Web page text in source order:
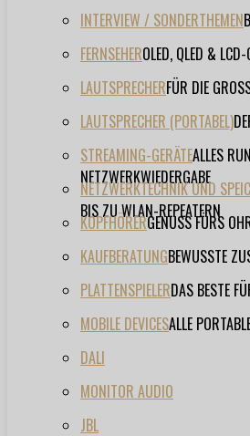
INTERVIEW / SONDERTHEMEN
FERNSEHEROLED, QLED & LCD-
LAUTSPRECHERFÜR DIE
LAUTSPRECHER (PORTABEL)
STREAMING-GERÄTEALLES
NETZWERKWIEDERGABE
NETZWERKTECHNIK UND
BIS ZU WLAN-REPEATERN
KOPFHÖRERGENUSS FÜRS
KAUFBERATUNGBEWUSSTE
PLATTENSPIELERDAS BESTE
MOBILE DEVICESALLE
DALI
MONITOR AUDIO
JBL